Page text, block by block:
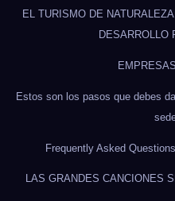
EL TURISMO DE
DESARROLLO
EMPRESAS
Estos son los pasos que debes
Frequently Asked
LAS GRANDES CANCIONES